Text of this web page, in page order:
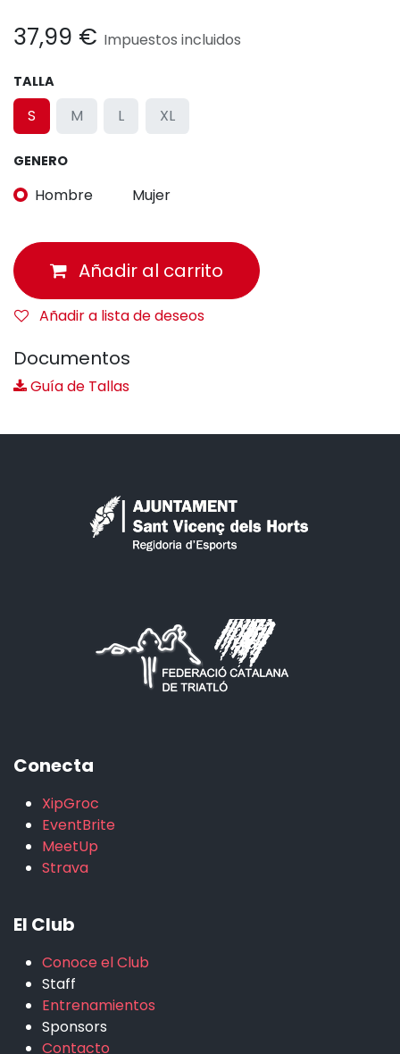
37,99 € Impuestos incluidos
TALLA
S M L XL
GENERO
Hombre Mujer
Añadir al carrito
Añadir a lista de deseos
Documentos
Guía de Tallas
Conecta
XipGroc
EventBrite
MeetUp
Strava
El Club
Conoce el Club
Staff
Entrenamientos
Sponsors
Contacto